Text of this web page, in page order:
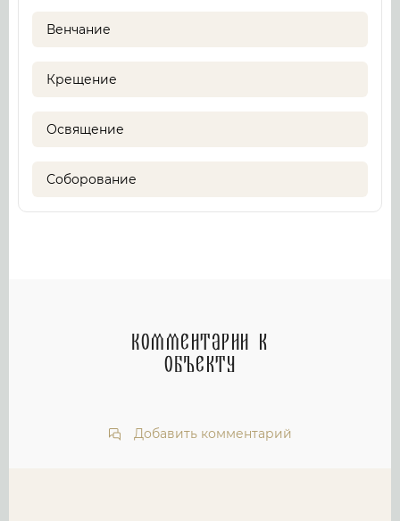
Венчание
Крещение
Освящение
Соборование
Комментарии к
объекту
Добавить комментарий